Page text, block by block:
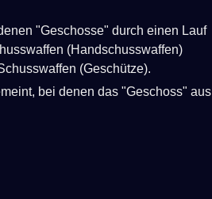
"Geschosse" durch einen Lauf
(Handschusswaffen)
(Geschütze).
bei denen das "Geschoss" aus